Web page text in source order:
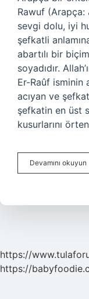
Rawuf (Arapça: رَؤُوف ra’ūf veya rawūf), “nazik,
sevgi dolu, iyi
şefkatli
abartılı bir
soyadıdır.
Er-Raûf isminin
acıyan ve
şefkatin en üst
kusurlarını
Devamını okuyun
https://
https://